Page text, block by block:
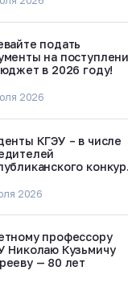
подать
на
в 2026 году!
2026
КГЭУ – в числе
и телефонного
2026
профессору
Николаю Кузьмичу
— 80 лет